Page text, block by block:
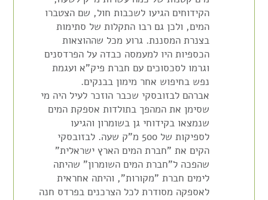
הקידוחים הגיעו לשכבות חול, שם הצטברו
המים, ולכן גם רבו התקלות של סתימות
בצנרת המסננת. גרוע מכל שההוצאות
הכספיות היו למעמסה כבדה על הפרדסנים
וגרמו לסכסוכים עם חברת פיק"א ועגמת
נפש בחיפוש אחר מימון בבנקים.
אברהם לבזובסקי שכבר הוזכר לעיל היה מי
שסימן את המהפך בתולדות אספקת המים
שנמצאו בקידוחי גן בשומרון והגיעו
לספיקות של 500 מ"ק שעה. לבזובסקי
הקים את "חברת המים הארץ ישראלית"
שהפכה ל"חברת המים השומרון" שהיתה
לימים חברת "מקורות", והיתה אחראית
לאספקה מסודרת לכל הצרכנים בפרדס חנה